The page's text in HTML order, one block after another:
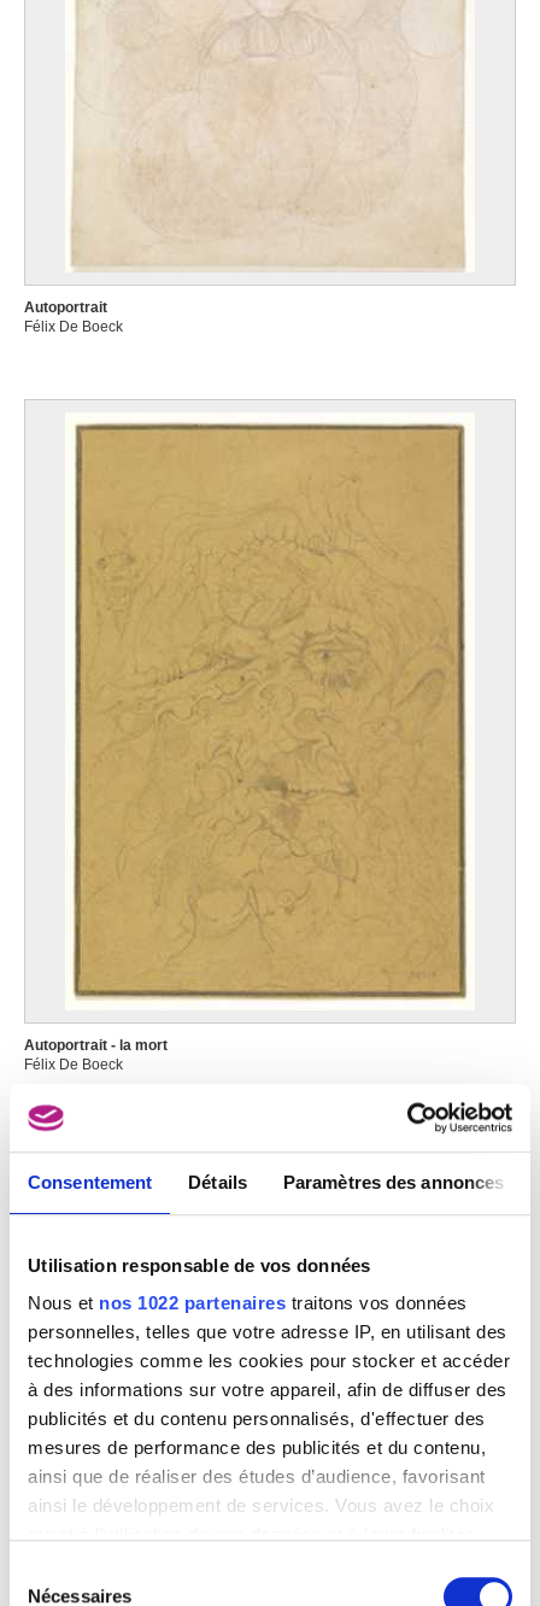
Consentement Détails Paramètres des annonces
Utilisation responsable de vos données
Nous et nos 1022 partenaires traitons vos données
personnelles, telles que votre adresse IP, en utilisant des
technologies comme les cookies pour stocker et accéder
à des informations sur votre appareil, afin de diffuser des
publicités et du contenu personnalisés, d'effectuer des
mesures de performance des publicités et du contenu,
ainsi que de réaliser des études d’audience, favorisant
ainsi le développement de services. Vous avez le choix
tout moment en consultant la Déclaration relative aux
Nécessaires
Autoportrait
Félix De Boeck
Autoportrait - la mort
Félix De Boeck